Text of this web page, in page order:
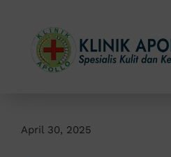
content
April 30, 2025